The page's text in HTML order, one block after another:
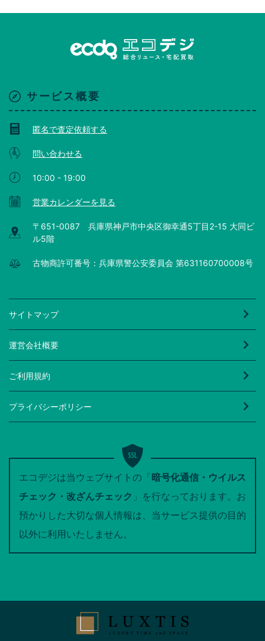
サービス概要
匿名で査定依頼する
問い合わせる
10:00 - 19:00
営業カレンダーを見る
〒651-0087 兵庫県神戸市中央区御幸通5丁目2-15 大同ビ
ル5階
古物商許可番号：兵庫県警公安委員会 第631160700008号
サイトマップ
運営会社概要
ご利用規約
プライバシーポリシー
エコデジは当ウェブサイトの「暗号化通信・ウイルス
チェック・改ざんチェック 」を行なっております。お
預かりした大切な個人情報は、当サービス提供の目的
以外に利用いたしません。